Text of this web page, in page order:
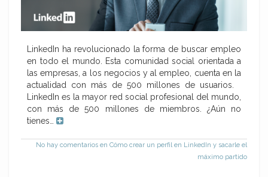
LinkedIn ha revolucionado la forma de buscar empleo
en todo el mundo. Esta comunidad social orientada a
las empresas, a los negocios y al empleo, cuenta en la
actualidad con más de 500 millones de usuarios.
LinkedIn es la mayor red social profesional del mundo,
con más de 500 millones de miembros. ¿Aún no
tienes…
No hay comentarios en Cómo crear un perfil en LinkedIn y sacarle el
máximo partido